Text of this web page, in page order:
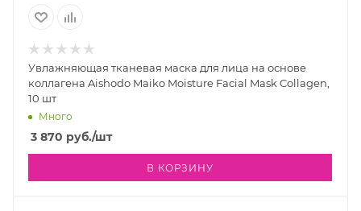
Увлажняющая тканевая маска для лица на основе
коллагена Aishodo Maiko Moisture Facial Mask Collagen,
10 шт
Много
3 870 руб./шт
В КОРЗИНУ